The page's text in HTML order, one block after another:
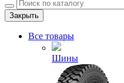
Закрыть
Все товары
Шины